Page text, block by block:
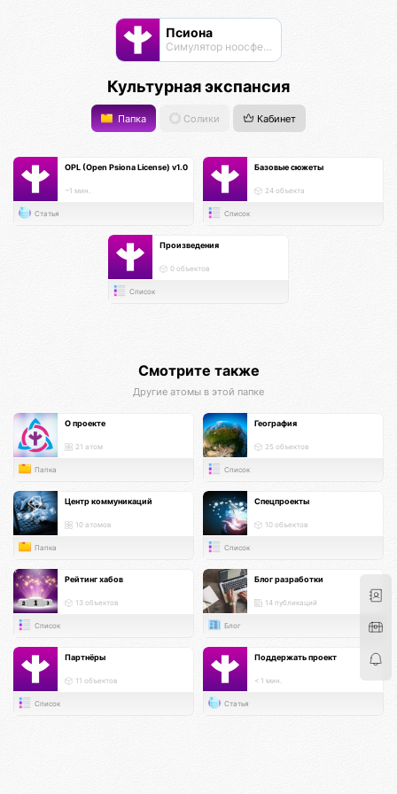
Псиона
Cимулятор ноосферы
Культурная экспансия
Папка Солики Кабинет
OPL (Open Psiona License) v1.0
~1 мин.
Статья
Базовые сюжеты
24 объекта
Список
Произведения
0 объектов
Список
Смотрите также
Другие атомы в этой папке
О проекте
21 атом
Папка
География
25 объектов
Список
Центр коммуникаций
10 атомов
Папка
Спецпроекты
10 объектов
Список
Рейтинг хабов
13 объектов
Список
Блог разработки
14 публикаций
Блог
Партнёры
11 объектов
Список
Поддержать проект
< 1 мин.
Статья